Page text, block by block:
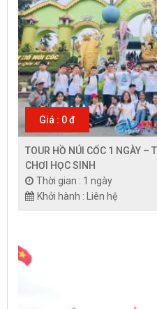
Giá : 0 đ
TOUR HỒ NÚI CỐC 1 NGÀY –
CHƠI HỌC SINH
Thời gian : 1 ngày
Khởi hành : Liên hệ